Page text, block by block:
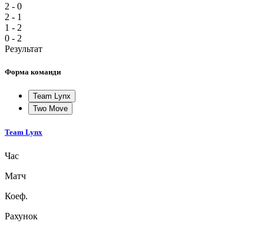
2 - 0
2 - 1
1 - 2
0 - 2
Результат
Форма команди
Team Lynx
Two Move
Team Lynx
Час
Матч
Коеф.
Рахунок